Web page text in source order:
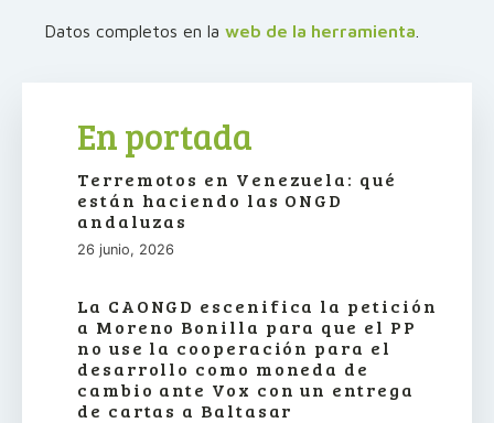
Datos completos en la web de la herramienta
En portada
Terremotos en Venezuela: qué
están haciendo las ONGD
andaluzas
26 junio, 2026
La CAONGD escenifica la petición
a Moreno Bonilla para que el PP
no use la cooperación para el
desarrollo como moneda de
cambio ante Vox con un entrega
de cartas a Baltasar